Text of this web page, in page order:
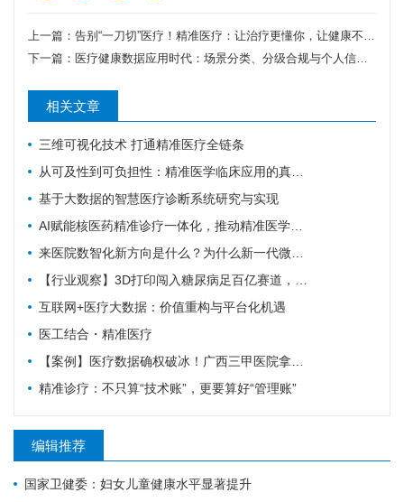
上一篇： 告别“一刀切”医疗！精准医疗：让治疗更懂你，让健康不盲目
下一篇： 医疗健康数据应用时代：场景分类、分级合规与个人信息保护
相关文章
三维可视化技术 打通精准医疗全链条
从可及性到可负担性：精准医学临床应用的真实演进与趋势前瞻
基于大数据的智慧医疗诊断系统研究与实现
AI赋能核医药精准诊疗一体化，推动精准医学迈向新阶段
来医院数智化新方向是什么？为什么新一代微服务 HIS/EMR 必须与医疗大数据 AI 平台深度融合？
【行业观察】3D打印闯入糖尿病足百亿赛道，精准医疗离大规模商用还有多远？
互联网+医疗大数据：价值重构与平台化机遇
医工结合・精准医疗
【案例】医疗数据确权破冰！广西三甲医院拿下双项专科数据产权证书，解锁智慧医疗新赛道
精准诊疗：不只算“技术账”，更要算好“管理账”
编辑推荐
国家卫健委：妇女儿童健康水平显著提升